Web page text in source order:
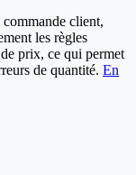
client,
les règles
prix, ce qui permet
de quantité. En